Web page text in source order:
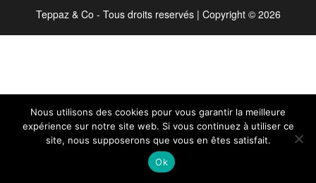
Teppaz & Co - Tous droits reservés | Copyright © 2026
Nous utilisons des cookies pour vous garantir la meilleure
expérience sur notre site web. Si vous continuez à utiliser ce
site, nous supposerons que vous en êtes satisfait.
Ok